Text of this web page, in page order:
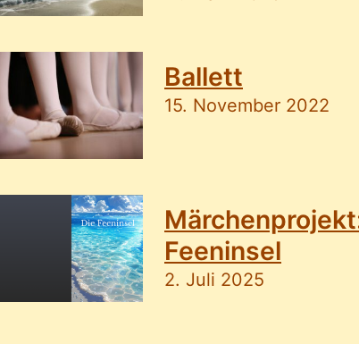
Ballett
15. November 2022
Feeninsel
2. Juli 2025